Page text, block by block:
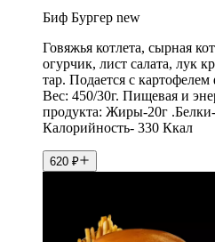
Биф Бургер new
Говяжья котлета, сырная
огурчик, лист салата, лук
тар. Подается с
Вес: 450/30г. Пищевая и
продукта: Жиры-20г
Калорийность- 330 Ккал
620 ₽